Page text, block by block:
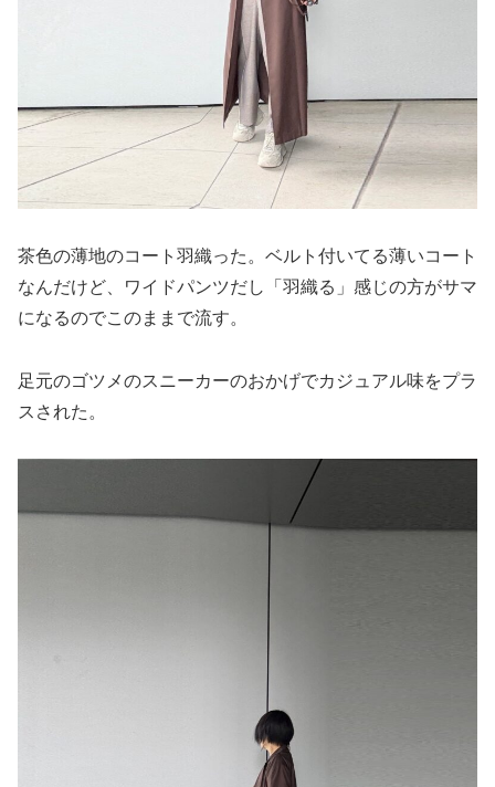
茶色の薄地のコート羽織った。ベルト付いてる薄いコート
なんだけど、ワイドパンツだし「羽織る」感じの方がサマ
になるのでこのままで流す。
足元のゴツメのスニーカーのおかげでカジュアル味をプラ
スされた。